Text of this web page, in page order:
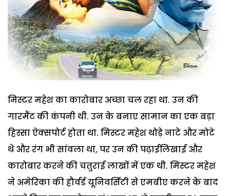
मिस्टर महेश का कारोबार अच्छा चल रहा था. उन की
गारमैंट की कंपनी थी. उन के बनाए सामान का एक बड़ा
हिस्सा ऐक्सपोर्ट होता था. मिस्टर महेश थोड़े नाटे और मोटे
थे और रंग भी सांवला था, पर उन की पढ़ाईलिखाई और
कारोबार करने की चतुराई लाखों में एक थी. मिस्टर महेश
ने अमेरिका की हौर्वर्ड यूनिवर्सिटी से एमबीए करने के बाद